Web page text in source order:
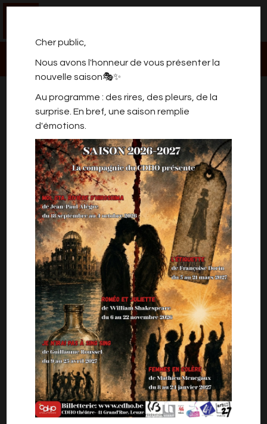
Cher public,
Nous avons l'honneur de vous présenter la
nouvelle saison🎭✨
Au programme : des rires, des pleurs, de la
surprise. En bref, une saison remplie
d'émotions.
QUIPROQUOS
Quiproquos de Charles-Henri MENIVAL
par la Compagnie du CDHO
Mise en scène : Myriam Pollart
Avec: Clément Botquin, Sarah Friquet, Kevin
Labrune, Elise Mathot, Christian Mathot, Myriam
Pollart et Amédéo Wlomainck